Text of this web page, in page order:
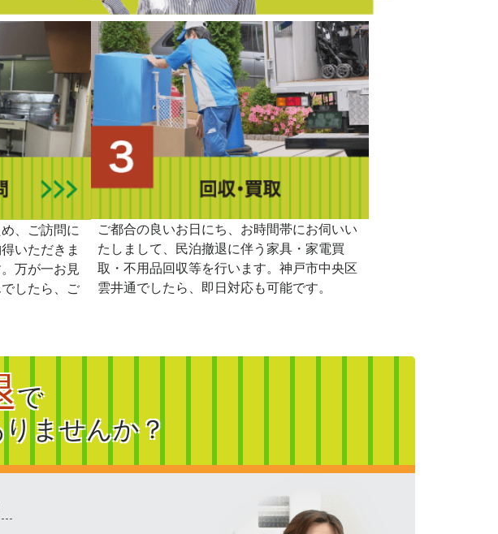
、ご訪問に
いただきま
万が一お見
したら、ご
ご都合の良いお日にち、お時間帯にお伺いい
たしまして、民泊撤退に伴う家具・家電買
取・不用品回収等を行います。神戸市中央区
雲井通でしたら、即日対応も可能です。
で
ませんか？